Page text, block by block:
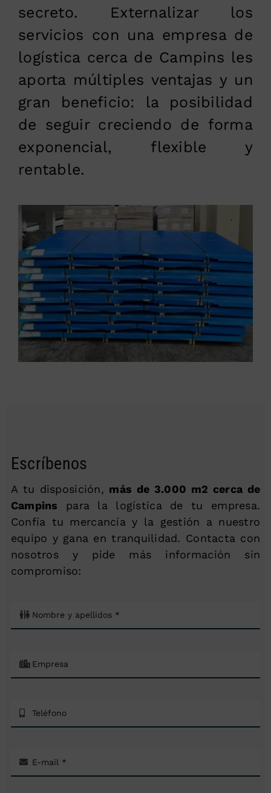
secreto. Externalizar los
servicios con una empresa de
logística cerca de Campins les
aporta múltiples ventajas y un
gran beneficio: la posibilidad
de seguir creciendo de forma
exponencial, flexible y
rentable.
Escríbenos
A tu disposición, más de 3.000 m2 cerca de
Campins para la logística de tu empresa.
Confía tu mercancía y la gestión a nuestro
equipo y gana en tranquilidad. Contacta con
nosotros y pide más información sin
compromiso: